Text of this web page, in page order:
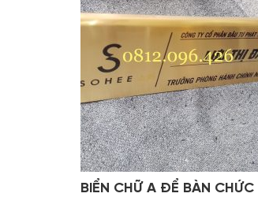
BIỂN CHỮ A ĐỂ BÀN CHỨC